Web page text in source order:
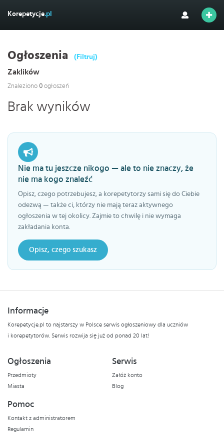
Korepetycje.pl
Ogłoszenia (Filtruj)
Zaklików
Znaleziono 0 ogłoszeń
Brak wyników
Nie ma tu jeszcze nikogo — ale to nie znaczy, że
nie ma kogo znaleźć
Opisz, czego potrzebujesz, a korepetytorzy sami się do Ciebie
odezwą — także ci, którzy nie mają teraz aktywnego
ogłoszenia w tej okolicy. Zajmie to chwilę i nie wymaga
zakładania konta.
Opisz, czego szukasz
Informacje
Korepetycje.pl to najstarszy w Polsce serwis ogłoszeniowy dla uczniów
i korepetytorów. Serwis rozwija się już od ponad 20 lat!
Ogłoszenia
Przedmioty
Miasta
Serwis
Załóż konto
Blog
Pomoc
Kontakt z administratorem
Regulamin